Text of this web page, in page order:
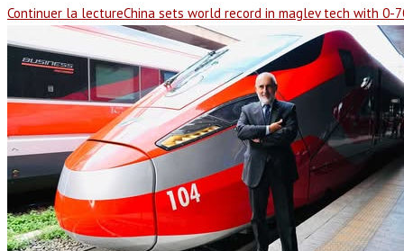
Continuer la lectureChina sets world record in maglev tech with 0-